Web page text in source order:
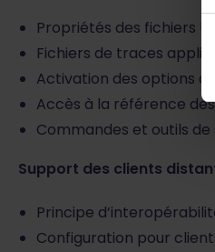
Propriétés des fichiers
Fichiers de traces
Activation des options de
Accès à la référence
Commandes et outils de
Support des clients
Principe
Configuration pour